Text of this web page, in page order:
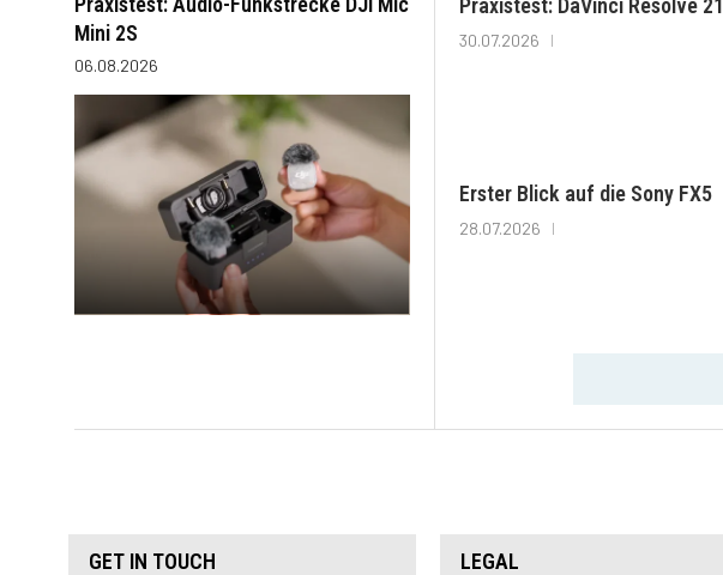
Mini 2S
06.08.2026
Praxistest: DaVinci Resolve 21
30.07.2026
Erster Blick auf die Sony FX5
28.07.2026
GET IN TOUCH LEGAL